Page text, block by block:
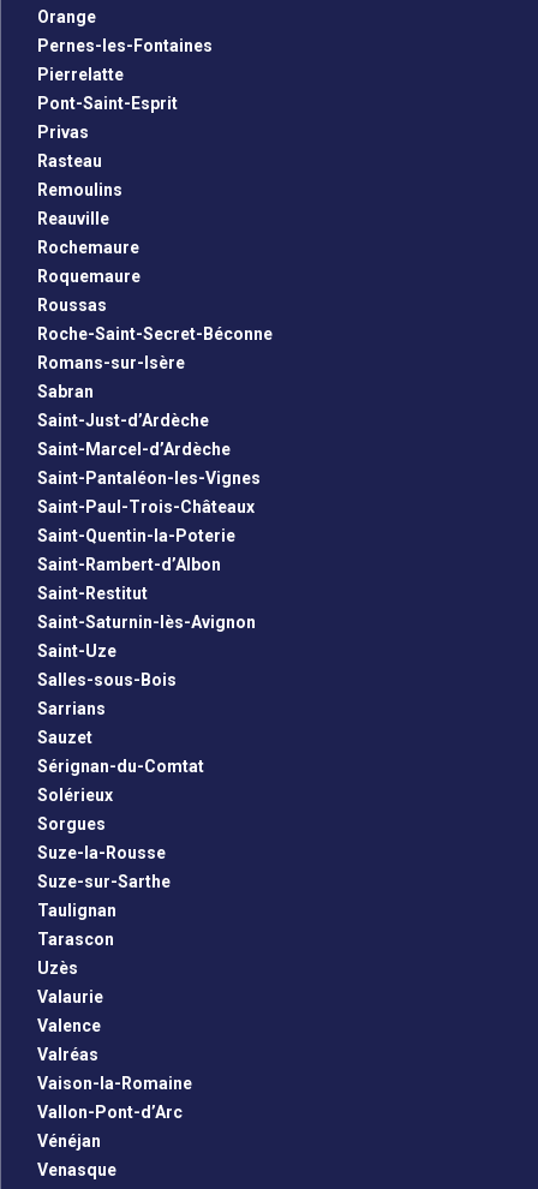
Orange
Pernes-les-Fontaines
Pierrelatte
Pont-Saint-Esprit
Privas
Rasteau
Remoulins
Reauville
Rochemaure
Roquemaure
Roussas
Roche-Saint-Secret-Béconne
Romans-sur-Isère
Sabran
Saint-Just-d’Ardèche
Saint-Marcel-d’Ardèche
Saint-Pantaléon-les-Vignes
Saint-Paul-Trois-Châteaux
Saint-Quentin-la-Poterie
Saint-Rambert-d’Albon
Saint-Restitut
Saint-Saturnin-lès-Avignon
Saint-Uze
Salles-sous-Bois
Sarrians
Sauzet
Sérignan-du-Comtat
Solérieux
Sorgues
Suze-la-Rousse
Suze-sur-Sarthe
Taulignan
Tarascon
Uzès
Valaurie
Valence
Valréas
Vaison-la-Romaine
Vallon-Pont-d’Arc
Vénéjan
Venasque